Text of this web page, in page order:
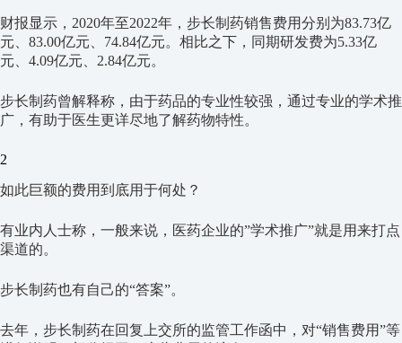
财报显示，2020年至2022年，步长制药销售费用分别为83.73亿
元、83.00亿元、74.84亿元。相比之下，同期研发费为5.33亿
元、4.09亿元、2.84亿元。
步长制药曾解释称，由于药品的专业性较强，通过专业的学术推
广，有助于医生更详尽地了解药物特性。
2
如此巨额的费用到底用于何处？
有业内人士称，一般来说，医药企业的”学术推广”就是用来打点
渠道的。
步长制药也有自己的“答案”。
去年，步长制药在回复上交所的监管工作函中，对“销售费用”等